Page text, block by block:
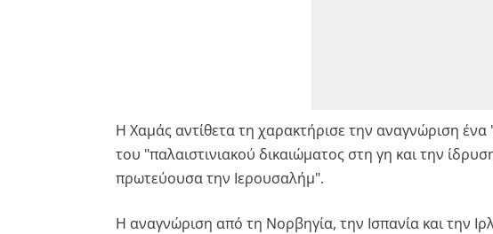
Η Χαμάς αντίθετα τη χαρακτήρισε την αναγνώριση
του "παλαιστινιακού δικαιώματος στη γη και την
πρωτεύουσα την Ιερουσαλήμ".
Η αναγνώριση από τη Νορβηγία, την Ισπανία και την